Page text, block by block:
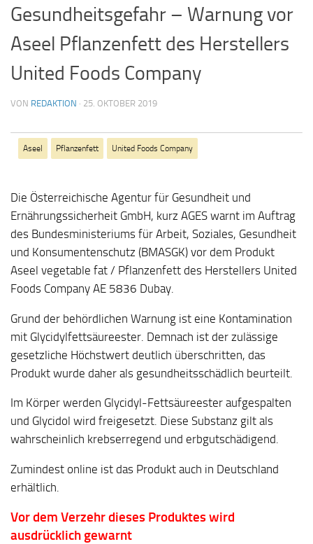
Gesundheitsgefahr – Warnung vor
Aseel Pflanzenfett des Herstellers
United Foods Company
VON REDAKTION · 25. OKTOBER 2019
Aseel Pflanzenfett United Foods Company
Die Österreichische Agentur für Gesundheit und
Ernährungssicherheit GmbH, kurz AGES warnt im Auftrag
des Bundesministeriums für Arbeit, Soziales, Gesundheit
und Konsumentenschutz (BMASGK) vor dem Produkt
Aseel vegetable fat / Pflanzenfett des Herstellers United
Foods Company AE 5836 Dubay.
Grund der behördlichen Warnung ist eine Kontamination
mit Glycidylfettsäureester. Demnach ist der zulässige
gesetzliche Höchstwert deutlich überschritten, das
Produkt wurde daher als gesundheitsschädlich beurteilt.
Im Körper werden Glycidyl-Fettsäureester aufgespalten
und Glycidol wird freigesetzt. Diese Substanz gilt als
wahrscheinlich krebserregend und erbgutschädigend.
Zumindest online ist das Produkt auch in Deutschland
erhältlich.
Vor dem Verzehr dieses Produktes wird
ausdrücklich gewarnt